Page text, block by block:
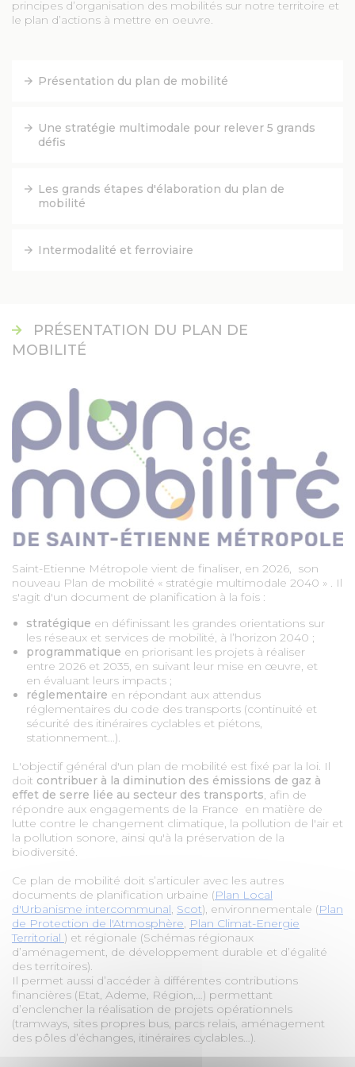
YOUTUBE
TWITTER
MARCHÉS PUBLICS
PRESSE
DESIGN
CARTOGRAPHIE
OFFRES D'EMPLOI
PORTAIL DES COMMUNES
MAGAZINES COMMUNES
principes d’organisation des mobilités sur notre territoire et
le plan d’actions à mettre en oeuvre.
Présentation du plan de mobilité
Une stratégie multimodale pour relever 5 grands
défis
Les grands étapes d'élaboration du plan de
mobilité
Intermodalité et ferroviaire
PRÉSENTATION DU PLAN DE
MOBILITÉ
Saint-Etienne Métropole vient de finaliser, en 2026, son
nouveau Plan de mobilité « stratégie multimodale 2040 » . Il
s'agit d'un document de planification à la fois :
stratégique en définissant les grandes orientations sur
les réseaux et services de mobilité, à l’horizon 2040 ;
programmatique en priorisant les projets à réaliser
entre 2026 et 2035, en suivant leur mise en œuvre, et
en évaluant leurs impacts ;
réglementaire en répondant aux attendus
réglementaires du code des transports (continuité et
sécurité des itinéraires cyclables et piétons,
stationnement...).
L'objectif général d'un plan de mobilité est fixé par la loi. Il
doit contribuer à la diminution des émissions de gaz à
effet de serre liée au secteur des transports , afin de
répondre aux engagements de la France en matière de
lutte contre le changement climatique, la pollution de l'air et
la pollution sonore, ainsi qu'à la préservation de la
biodiversité.
Ce plan de mobilité doit s’articuler avec les autres
documents de planification urbaine (Plan Local
d'Urbanisme intercommunal Scot), environnementale (Plan
de Protection de l'Atmosphère Plan Climat-Energie
Territorial ) et régionale (Schémas régionaux
d’aménagement, de développement durable et d’égalité
des territoires).
Il permet aussi d’accéder à différentes contributions
financières (Etat, Ademe, Région,…) permettant
d’enclencher la réalisation de projets opérationnels
(tramways, sites propres bus, parcs relais, aménagement
des pôles d’échanges, itinéraires cyclables…).